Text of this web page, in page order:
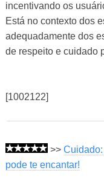
incentivando os
Está no contexto dos
adequadamente dos
de respeito e cuidado
[1002122]
>>
pode te encantar!